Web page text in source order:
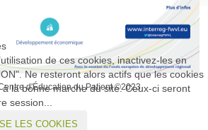
d'Éducation du Patient ©2023
de ces cookies, inactivez-les en
Ne resteront alors actifs que les cookies
la bonne marche du site. Ceux-ci seront
session...
LES COOKIES